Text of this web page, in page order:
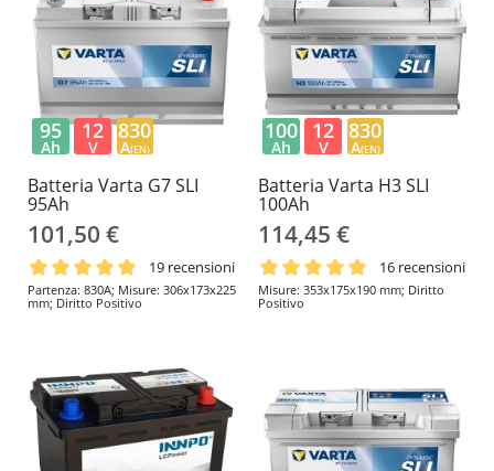
Batteria Varta G7 SLI
95Ah
101,50 €
19 recensioni
Partenza: 830A; Misure: 306x173x225
mm; Diritto Positivo
95
Ah
12
V
830
A(EN)
Batteria Varta H3 SLI
100Ah
114,45 €
16 recensioni
Misure: 353x175x190 mm; Diritto
Positivo
100
Ah
12
V
830
A(EN)